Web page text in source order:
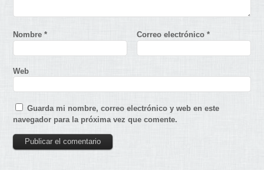
Nombre* Correo electrónico*
Web
Guarda mi nombre, correo electrónico y web en este
navegador para la próxima vez que comente.